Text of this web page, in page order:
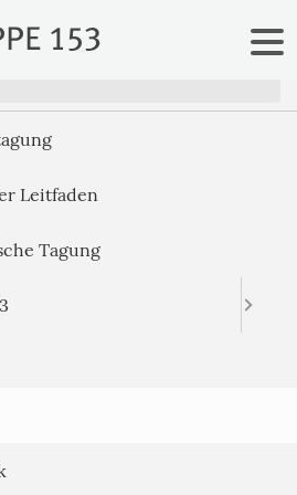
| AUSTAUSCH
Termine
Leitfaden
Tagung